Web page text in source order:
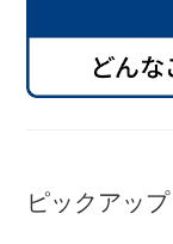
ピックアップ